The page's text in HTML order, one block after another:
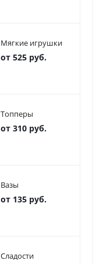
Мягкие игрушки
от 525 руб.
Топперы
от 310 руб.
Вазы
от 135 руб.
Сладости